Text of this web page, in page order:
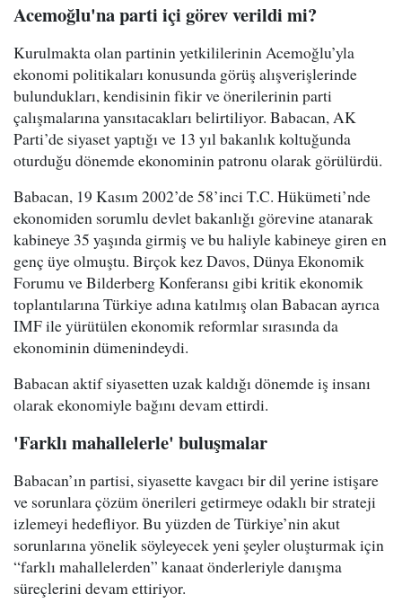
Acemoğlu'na parti içi görev verildi mi?
Kurulmakta olan partinin yetkililerinin Acemoğlu’yla
ekonomi politikaları konusunda görüş alışverişlerinde
bulundukları, kendisinin fikir ve önerilerinin parti
çalışmalarına yansıtacakları belirtiliyor. Babacan, AK
Parti’de siyaset yaptığı ve 13 yıl bakanlık koltuğunda
oturduğu dönemde ekonominin patronu olarak görülürdü.
Babacan, 19 Kasım 2002’de 58’inci T.C. Hükümeti’nde
ekonomiden sorumlu devlet bakanlığı görevine atanarak
kabineye 35 yaşında girmiş ve bu haliyle kabineye giren en
genç üye olmuştu. Birçok kez Davos, Dünya Ekonomik
Forumu ve Bilderberg Konferansı gibi kritik ekonomik
toplantılarına Türkiye adına katılmış olan Babacan ayrıca
IMF ile yürütülen ekonomik reformlar sırasında da
ekonominin dümenindeydi.
Babacan aktif siyasetten uzak kaldığı dönemde iş insanı
olarak ekonomiyle bağını devam ettirdi.
'Farklı mahallelerle' buluşmalar
Babacan’ın partisi, siyasette kavgacı bir dil yerine istişare
ve sorunlara çözüm önerileri getirmeye odaklı bir strateji
izlemeyi hedefliyor. Bu yüzden de Türkiye’nin akut
sorunlarına yönelik söyleyecek yeni şeyler oluşturmak için
“farklı mahallelerden” kanaat önderleriyle danışma
süreçlerini devam ettiriyor.